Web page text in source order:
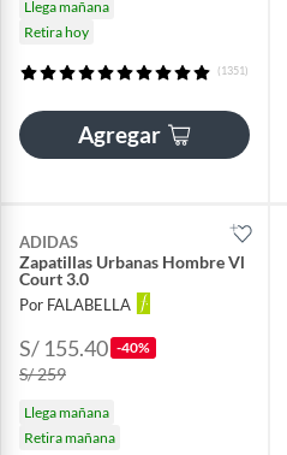
Llega mañana
Retira hoy
(1351)
Agregar
ADIDAS
Zapatillas Urbanas Hombre Vl
Court 3.0
Por FALABELLA
S/ 155.40 -40%
S/ 259
Llega mañana
Retira mañana